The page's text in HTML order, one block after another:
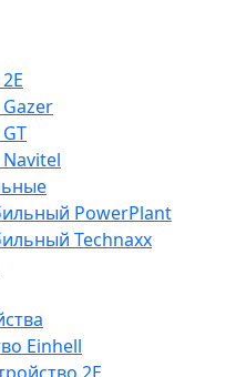
PowerPlant
Technaxx
Einhell